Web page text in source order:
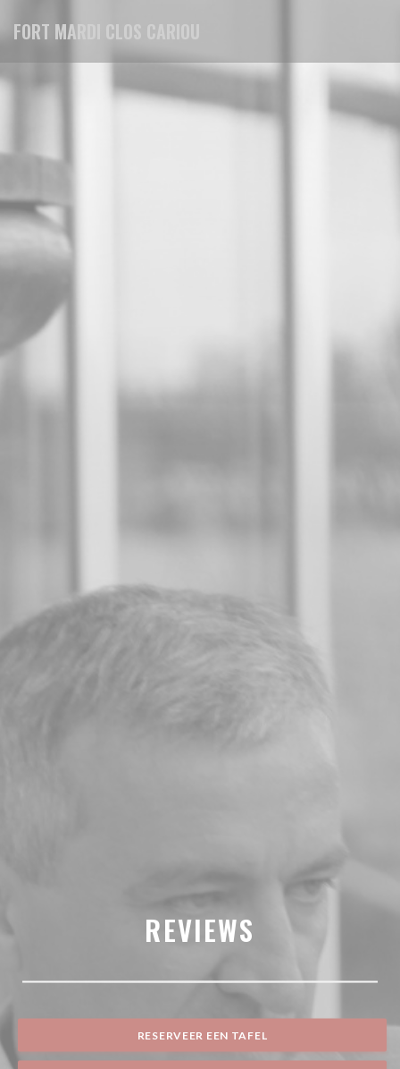
FORT MARDI CLOS CARIOU
REVIEWS
RESERVEER EEN TAFEL